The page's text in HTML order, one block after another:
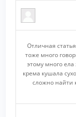
Отличная
тоже много
этому много
крема кушала
сложно найти